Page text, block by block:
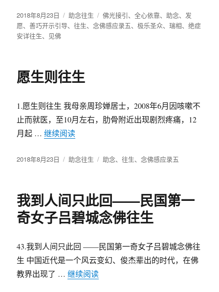
发
布
于
2018年8月23日
分
类
助念往生
标
签
佛光接引、全心依靠、助念、 发
愿、善巧开示引导、往生、念佛感应录五、极乐圣众、瑞相、绝症
安详往生、 见佛
愿生则往生
1.愿生则往生 我母亲周珍婵居士，2008年6月因咳嗽不
止而就医，至10月左右，肋骨附近出现剧烈疼痛，12
月起 …继续阅读
发
2018年8月23日
分
助念往生
标
助念、往生、念佛感应录五
我到人间只此回——民国第一
奇女子吕碧城念佛往生
43.我到人间只此回 ——民国第一奇女子吕碧城念佛往
生 中国近代是一个风云变幻、俊杰辈出的时代，在佛
教界出现了 …继续阅读